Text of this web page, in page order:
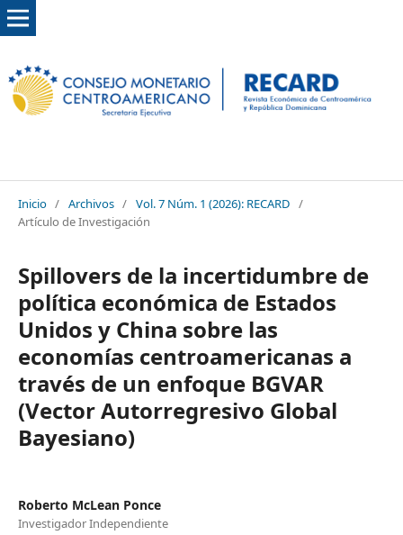
Inicio / Archivos / Vol. 7 Núm. 1 (2026): RECARD /
Artículo de Investigación
Spillovers de la incertidumbre de
política económica de Estados
Unidos y China sobre las
economías centroamericanas a
través de un enfoque BGVAR
(Vector Autorregresivo Global
Bayesiano)
Roberto McLean Ponce
Investigador Independiente